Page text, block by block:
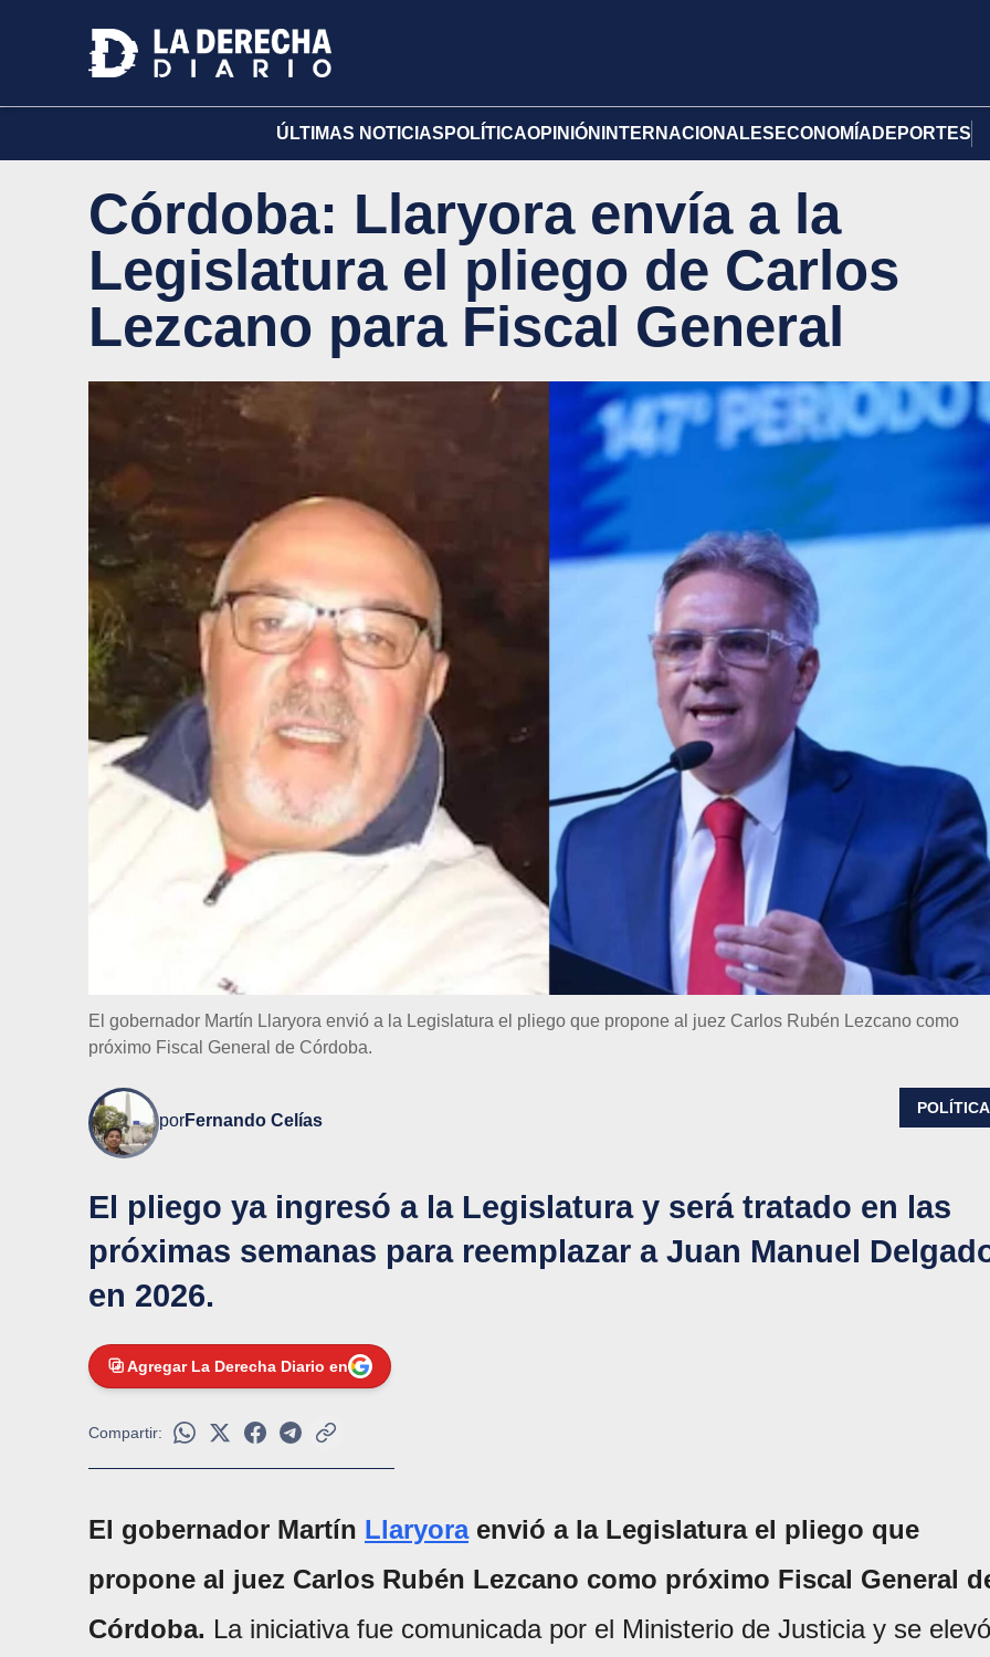
ÚLTIMAS NOTICIAS POLÍTICAOPINIÓN INTERNACIONALES ECONOMÍA DEPORTES
Córdoba: Llaryora envía a la
Legislatura el pliego de Carlos
Lezcano para Fiscal General
El gobernador Martín Llaryora envió a la Legislatura el pliego que propone al juez Carlos Rubén Lezcano como
próximo Fiscal General de Córdoba.
porFernando Celías
POLÍTICA
El pliego ya ingresó a la Legislatura y será tratado en las
próximas semanas para reemplazar a Juan Manuel
en 2026.
Agregar La Derecha Diario en
Compartir:
El gobernador Martín Llaryoraenvió a la Legislatura el pliego que
propone al juez Carlos Rubén Lezcano como próximo Fiscal General
Córdoba. La iniciativa fue comunicada por el Ministerio de Justicia y se elevó